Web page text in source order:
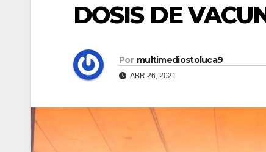
DOSIS DE
Por multimediostoluca9
ABR 26, 2021